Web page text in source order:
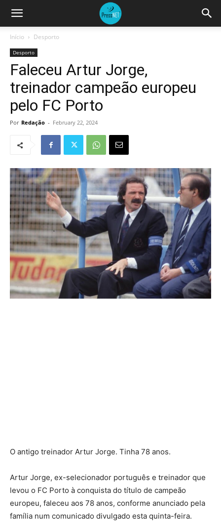
Início Desporto
Desporto
Faleceu Artur Jorge,
treinador campeão europeu
pelo FC Porto
Por Redação - February 22, 2024
O antigo treinador Artur Jorge. Tinha 78 anos.
Artur Jorge, ex-selecionador português e treinador que
levou o FC Porto à conquista do título de campeão
europeu, faleceu aos 78 anos, conforme anunciado pela
família num comunicado divulgado esta quinta-feira.